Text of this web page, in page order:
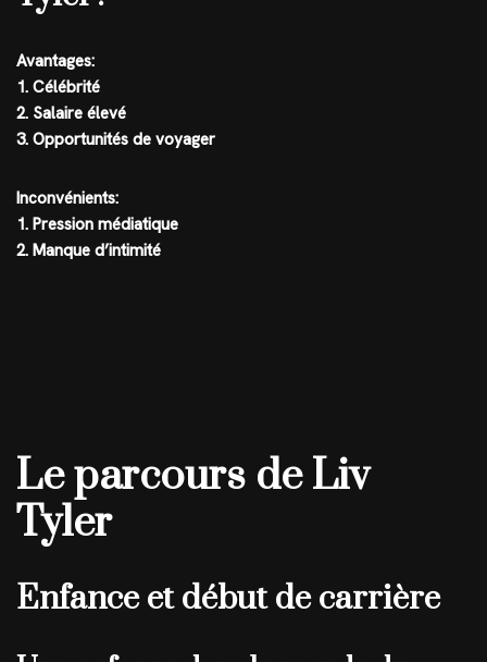
Avantages:
1. Célébrité
2. Salaire élevé
3. Opportunités de voyager
Inconvénients:
1. Pression médiatique
2. Manque d’intimité
Le parcours de Liv
Tyler
Enfance et début de carrière